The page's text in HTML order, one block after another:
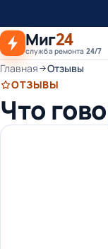
основному
контенту
Миг24
служба ремонта 24/7
Главная
Отзывы
ОТЗЫВЫ
Что